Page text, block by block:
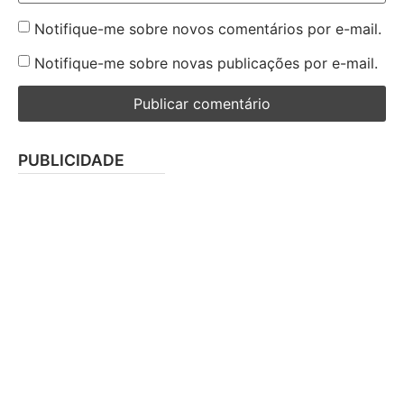
Notifique-me sobre novos comentários por e-mail.
Notifique-me sobre novas publicações por e-mail.
PUBLICIDADE